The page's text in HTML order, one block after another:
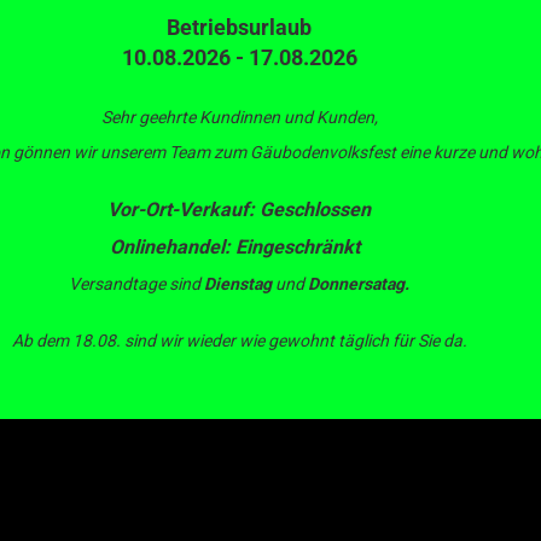
Betriebsurlaub
10.08.2026 - 17.08.2026
Sehr geehrte Kundinnen und Kunden,
gönnen wir unserem Team zum Gäubodenvolksfest eine kurze und
Vor-Ort-Verkauf: Geschlossen
Onlinehandel: Eingeschränkt
Versandtage sindDienstagundDonnersatag.
Ab dem 18.08. sind wir wieder wie gewohnt täglich für Sie da.
BEWÄSSERUNGSTECHNIK PUMPEN IBC
Bewässerungstechnik » Rasenbewässerung